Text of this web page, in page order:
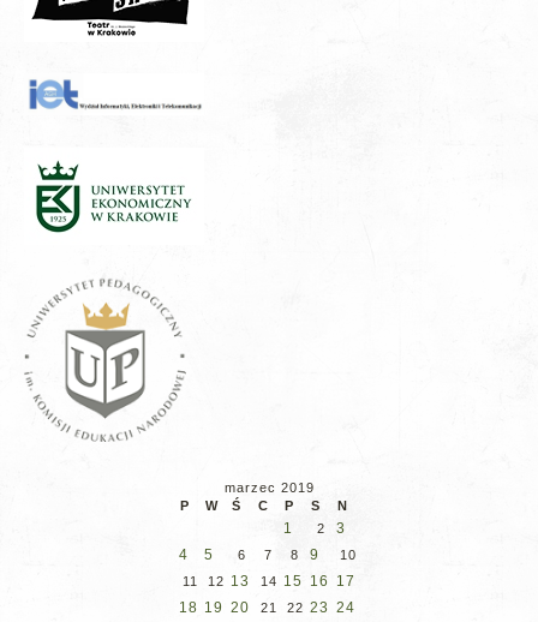
marzec 2019
P
W Ś C P S N
1 2
3
4
5 6 7 8 9
10
11
12 13 14 15 16
17
18 19 20 21 22 23 24